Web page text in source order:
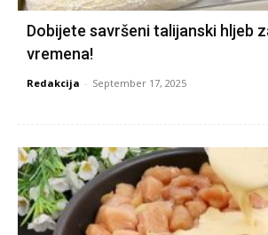
Dobijete savršeni talijanski hljeb
vremena!
Redakcija - September 17, 2025